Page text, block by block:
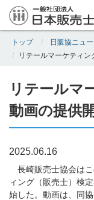
トップ
日販協ニュ
リテールマーケティン
リテールマ
動画の提供
2025.06.16
長崎販売士協会は
ィング（販売士）検
始した。動画は、同